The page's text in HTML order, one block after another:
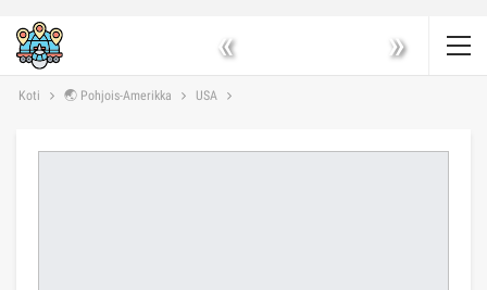
« »
Koti 🌏 Pohjois-Amerikka USA